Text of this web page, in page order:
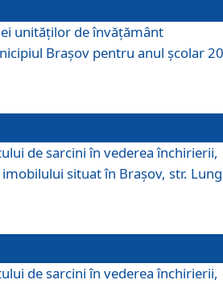
unităţilor de învăţământ
Braşov pentru anul şcolar
de sarcini în vederea închirierii,
situat în Braşov, str.
de sarcini în vederea închirierii,